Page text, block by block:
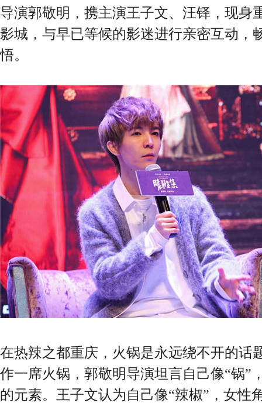
导演郭敬明，携主演王子文、汪铎，现身
影城，与早已等候的影迷进行亲密互动，
悟。
在热辣之都重庆，火锅是永远绕不开的话
作一席火锅，郭敬明导演坦言自己像“锅”
的元素。王子文认为自己像“辣椒”，女性